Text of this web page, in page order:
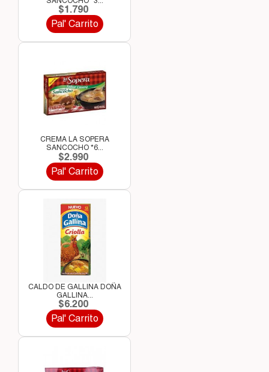
$1.790
Pal' Carrito
CREMA LA SOPERA
SANCOCHO *6...
$2.990
Pal' Carrito
CALDO DE GALLINA DOÑA
GALLINA...
$6.200
Pal' Carrito